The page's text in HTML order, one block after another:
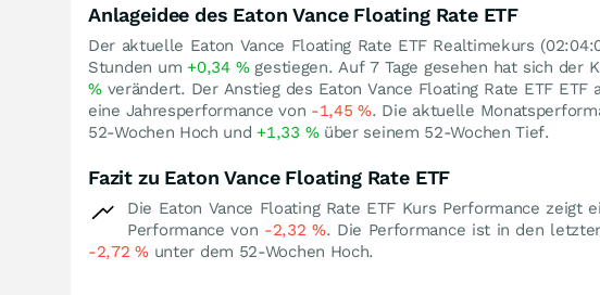
Anlageidee des Eaton Vance Floating Rate ETF
Der aktuelle Eaton Vance Floating Rate ETF Realtimekurs
Stunden um +0,34 %gestiegen. Auf 7 Tage gesehen hat sich der
%verändert. Der Anstieg des Eaton Vance Floating Rate ETF
eine Jahresperformance von -1,45%. Die aktuelle
52-Wochen Hoch und +1,33 %über seinem 52-Wochen Tief.
Fazit zu Eaton Vance Floating Rate ETF
Die Eaton Vance Floating Rate ETF Kurs Performance
Performance von -2,32 %. Die Performance ist in den
-2,72%unter dem 52-Wochen Hoch.